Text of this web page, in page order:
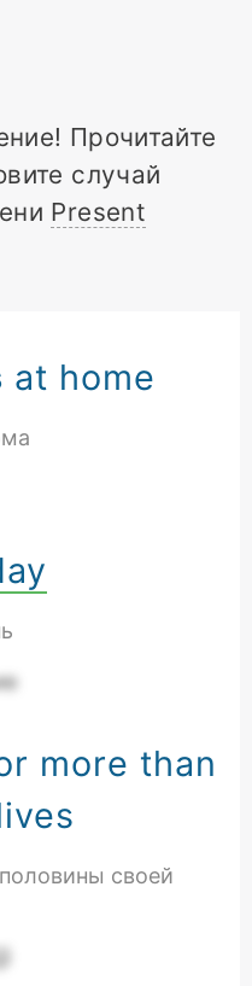
Прочитайте
случай
Present
at home
more than
своей